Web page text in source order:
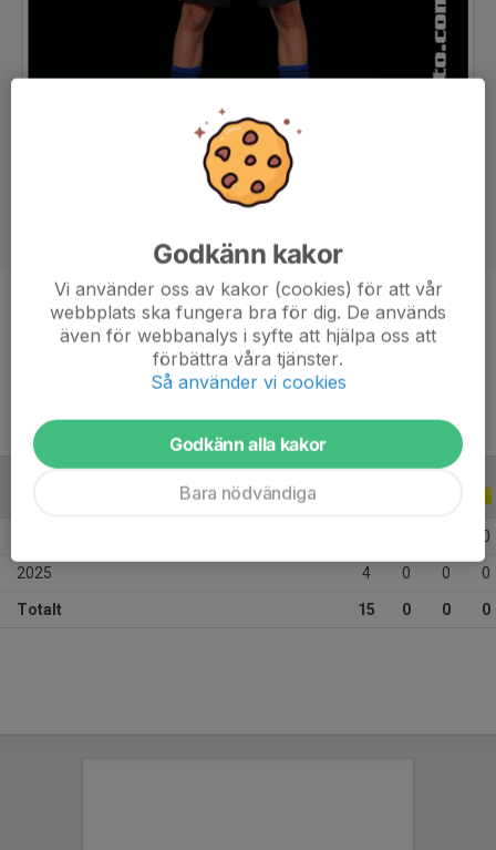
Position
-
17 år
ALLA ÅR
0
2025 4 0 0 0
Totalt 15 0 0 0
Godkänn kakor
Vi använder oss av kakor (cookies) för att vår
webbplats ska fungera bra för dig. De används
även för webbanalys i syfte att hjälpa oss att
förbättra våra tjänster.
Så använder vi cookies
Godkänn alla kakor
Bara nödvändiga